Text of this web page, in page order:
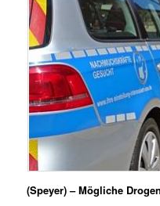
(Speyer) – Mögliche